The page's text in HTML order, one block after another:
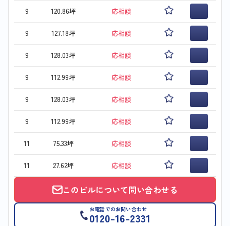
9 120.86坪 応相談
9 127.18坪 応相談
9 128.03坪 応相談
9 112.99坪 応相談
9 128.03坪 応相談
9 112.99坪 応相談
11 75.33坪 応相談
11 27.62坪 応相談
このビルについて問い合わせる
お電話でのお問い合わせ
0120-16-2331